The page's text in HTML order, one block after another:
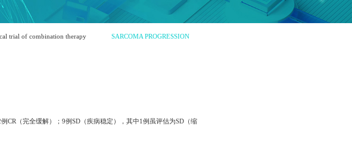
trial of combination therapy SARCOMA PROGRESSION
（完全缓解）；9例SD（疾病稳定），其中1例虽评估为SD（缩